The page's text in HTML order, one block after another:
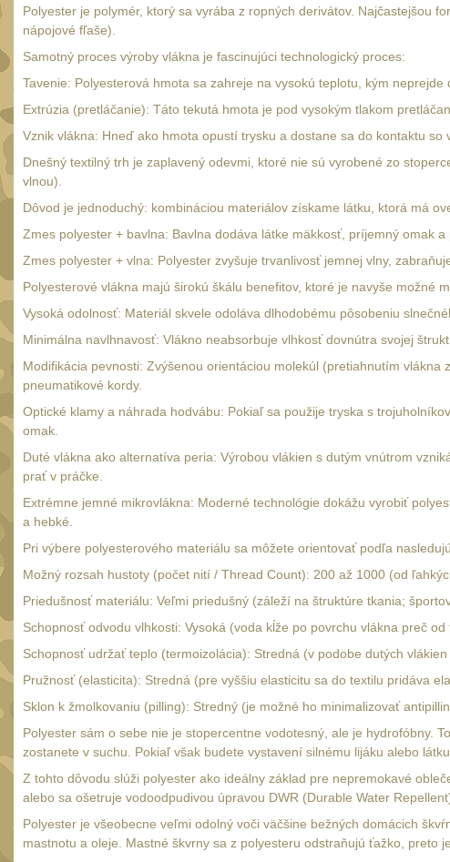
Polyester je polymér, ktorý sa vyrába z ropných derivátov. Najčastejšou
nápojové fľaše).
Samotný proces výroby vlákna je fascinujúci technologický proces:
Tavenie: Polyesterová hmota sa zahreje na vysokú teplotu, kým neprejde
Extrúzia (pretláčanie): Táto tekutá hmota je pod vysokým tlakom
Vznik vlákna: Hneď ako hmota opustí trysku a dostane sa do kontaktu
Dnešný textilný trh je zaplavený odevmi, ktoré nie sú vyrobené zo
vlnou).
Dôvod je jednoduchý: kombináciou materiálov získame látku, ktorá má
Zmes polyester + bavlna: Bavlna dodáva látke mäkkosť, príjemný omak
Zmes polyester + vlna: Polyester zvyšuje trvanlivosť jemnej vlny,
Polyesterové vlákna majú širokú škálu benefitov, ktoré je navyše možné
Vysoká odolnosť: Materiál skvele odoláva dlhodobému pôsobeniu
Minimálna navlhnavosť: Vlákno neabsorbuje vlhkosť dovnútra svojej
Modifikácia pevnosti: Zvýšenou orientáciou molekúl (pretiahnutím
pneumatikové kordy.
Optické klamy a náhrada hodvábu: Pokiaľ sa použije tryska s
omak.
Duté vlákna ako alternatíva peria: Výrobou vlákien s dutým vnútrom
prať v práčke.
Extrémne jemné mikrovlákna: Moderné technológie dokážu vyrobiť
a hebké.
Pri výbere polyesterového materiálu sa môžete orientovať podľa
Možný rozsah hustoty (počet nití / Thread Count): 200 až 1000 (od
Priedušnosť materiálu: Veľmi priedušný (záleží na štruktúre tkania;
Schopnosť odvodu vlhkosti: Vysoká (voda kĺže po povrchu vlákna preč od
Schopnosť udržať teplo (termoizolácia): Stredná (v podobe dutých
Pružnosť (elasticita): Stredná (pre vyššiu elasticitu sa do textilu pridáva
Sklon k žmolkovaniu (pilling): Stredný (je možné ho minimalizovať
Polyester sám o sebe nie je stopercentne vodotesný, ale je hydrofóbny.
zostanete v suchu. Pokiaľ však budete vystavení silnému lijáku alebo
Z tohto dôvodu slúži polyester ako ideálny základ pre nepremokavé
alebo sa ošetruje vodoodpudivou úpravou DWR (Durable Water
Polyester je všeobecne veľmi odolný voči väčšine bežných domácich
mastnotu a oleje. Mastné škvrny sa z polyesteru odstraňujú ťažko,